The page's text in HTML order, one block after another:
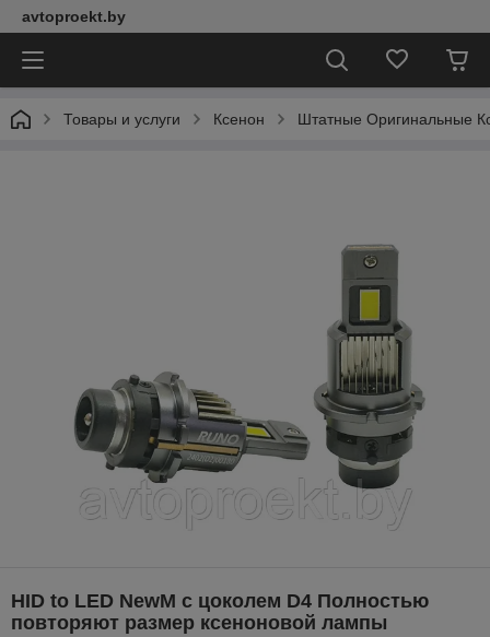
avtoproekt.by
Товары и услуги Ксенон Штатные Оригинальные
HID to LED NewM c цоколем D4 Полностью
повторяют размер ксеноновой лампы